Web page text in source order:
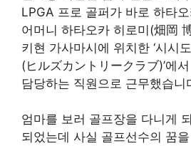
LPGA 프로 골퍼가 바로 하타
어머니 하타오카 히로미(畑岡
키현 가사마시에 위치한 ‘시시
(ヒルズカントリークラブ)’에
담당하는 직원으로 근무했습니
엄마를 보러 골프장을 다니게
되었는데 사실 골프선수의 꿈